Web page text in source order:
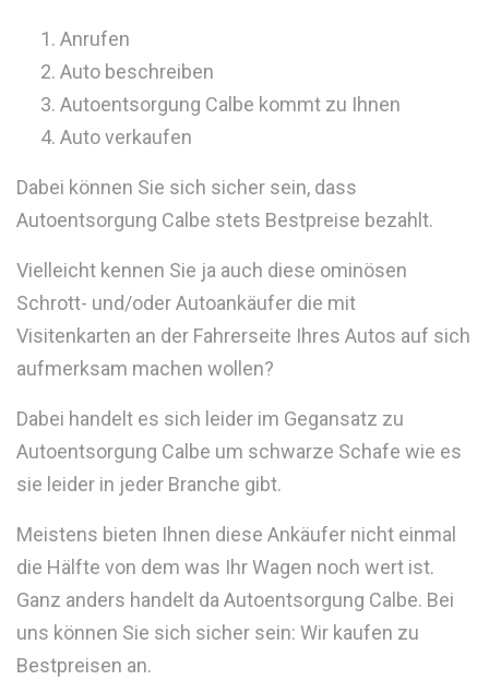
Anrufen
Auto beschreiben
Autoentsorgung Calbe kommt zu Ihnen
Auto verkaufen
Dabei können Sie sich sicher sein, dass
Autoentsorgung Calbe stets Bestpreise bezahlt.
Vielleicht kennen Sie ja auch diese ominösen
Schrott- und/oder Autoankäufer die mit
Visitenkarten an der Fahrerseite Ihres Autos auf sich
aufmerksam machen wollen?
Dabei handelt es sich leider im Gegansatz zu
Autoentsorgung Calbe um schwarze Schafe wie es
sie leider in jeder Branche gibt.
Meistens bieten Ihnen diese Ankäufer nicht einmal
die Hälfte von dem was Ihr Wagen noch wert ist.
Ganz anders handelt da Autoentsorgung Calbe. Bei
uns können Sie sich sicher sein: Wir kaufen zu
Bestpreisen an.